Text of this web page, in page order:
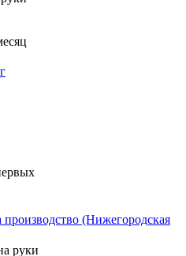
(Нижегородская
руки